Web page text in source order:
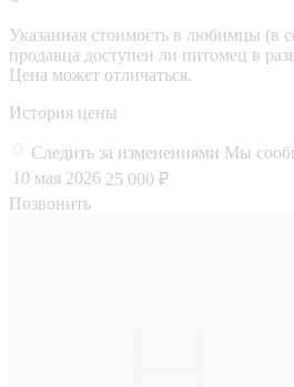
Указанная стоимость в любимцы (в
продавца доступен ли питомец в
Цена может отличаться.
История цены
Следить за изменениями Мы
10 мая 2026 25 000 ₽
Позвонить